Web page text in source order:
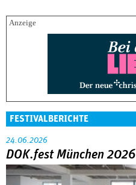
FESTIVALBERICHTE
24.06.2026
DOK.fest München 2026